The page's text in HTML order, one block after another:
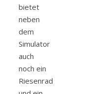
bietet
neben
dem
Simulator
auch
noch ein
Riesenrad